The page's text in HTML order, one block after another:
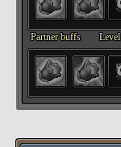
Partner buffs Level